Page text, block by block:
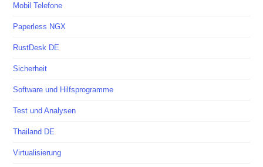
Mobil Telefone
Paperless NGX
RustDesk DE
Sicherheit
Software und Hilfsprogramme
Test und Analysen
Thailand DE
Virtualisierung